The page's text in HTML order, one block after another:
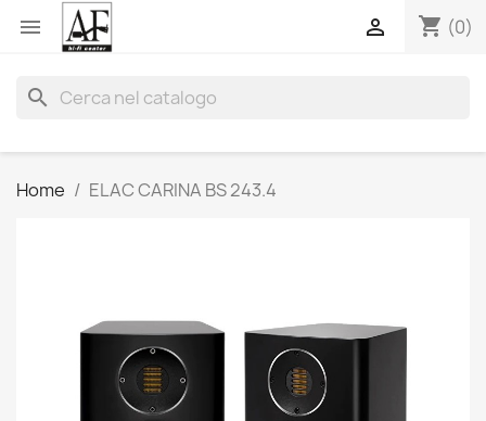
 shopping_cart (0)

search
Home ELAC CARINA BS 243.4